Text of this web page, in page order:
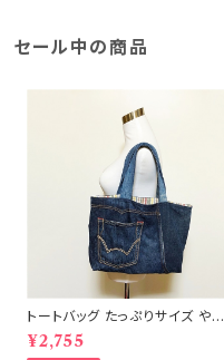
セール中の商品
トートバッグ たっぷりサイズ やわ
らかタイプ ポケット付 リメイクデ
ニム RD-0014
¥2,755